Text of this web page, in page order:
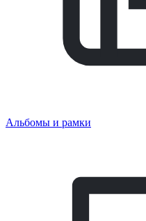
Альбомы и рамки